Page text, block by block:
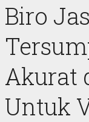
Biro
Akurat
Untuk